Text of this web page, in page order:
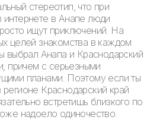
стереотип, что при
в Анапе люди
ищут приключений. На
целей знакомства в каждом
выбрал Анапа и Краснодарский
причем с серьезными
планами. Поэтому если ты
Краснодарский край
встретишь близкого по
надоело одиночество.